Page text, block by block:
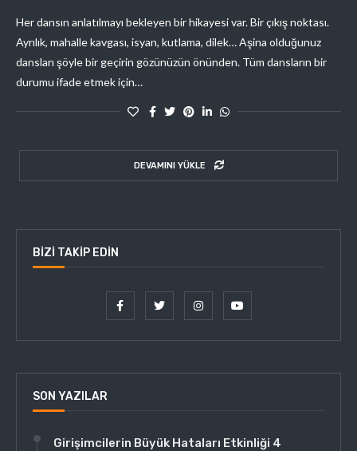
Her dansın anlatılmayı bekleyen bir hikayesi var. Bir çıkış noktası.
Ayrılık, mahalle kavgası, isyan, kutlama, dilek… Aşina olduğunuz
dansları şöyle bir geçirin gözünüzün önünden. Tüm dansların bir
durumu ifade etmek için…
DEVAMINI YÜKLE
BIZI TAKIP EDIN
SON YAZILAR
Girişimcilerin Büyük Hataları Etkinliği 4